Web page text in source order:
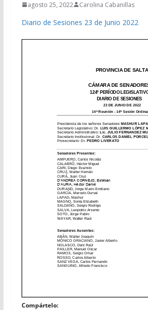
agosto 25, 2022 Carolina Cabanillas
Diario de Sesiones 23 de Junio 2022
Compártelo: